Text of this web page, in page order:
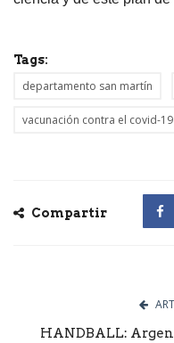
Tags:
departamento san martín
vacunación contra el covid-19
Compartir
HANDBALL: